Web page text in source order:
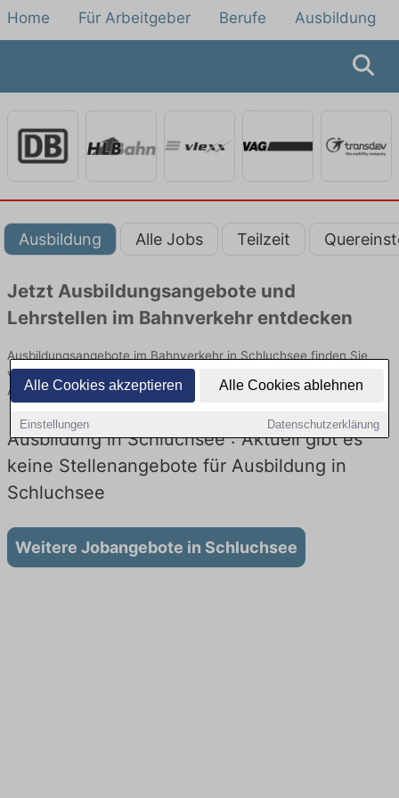
Alle Cookies akzeptieren Alle Cookies ablehnen
Einstellungen Datenschutzerklärung
Home Für Arbeitgeber Berufe Ausbildung
Ausbildung Alle Jobs Teilzeit
Jetzt Ausbildungsangebote und
Lehrstellen im Bahnverkehr entdecken
Ausbildungsangebote im Bahnverkehr in Schluchsee finden Sie
von namhaften Firmen. Entdecken Sie freie Optionen von Top-
Arbeitgebern und bewerben Sie sich noch heute.
Ausbildung in Schluchsee : Aktuell gibt es
keine Stellenangebote für Ausbildung in
Schluchsee
Weitere Jobangebote in Schluchsee